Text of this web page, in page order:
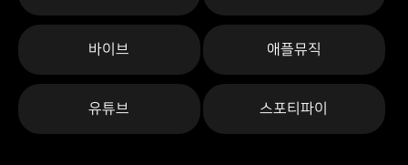
바이브 애플뮤직
유튜브 스포티파이